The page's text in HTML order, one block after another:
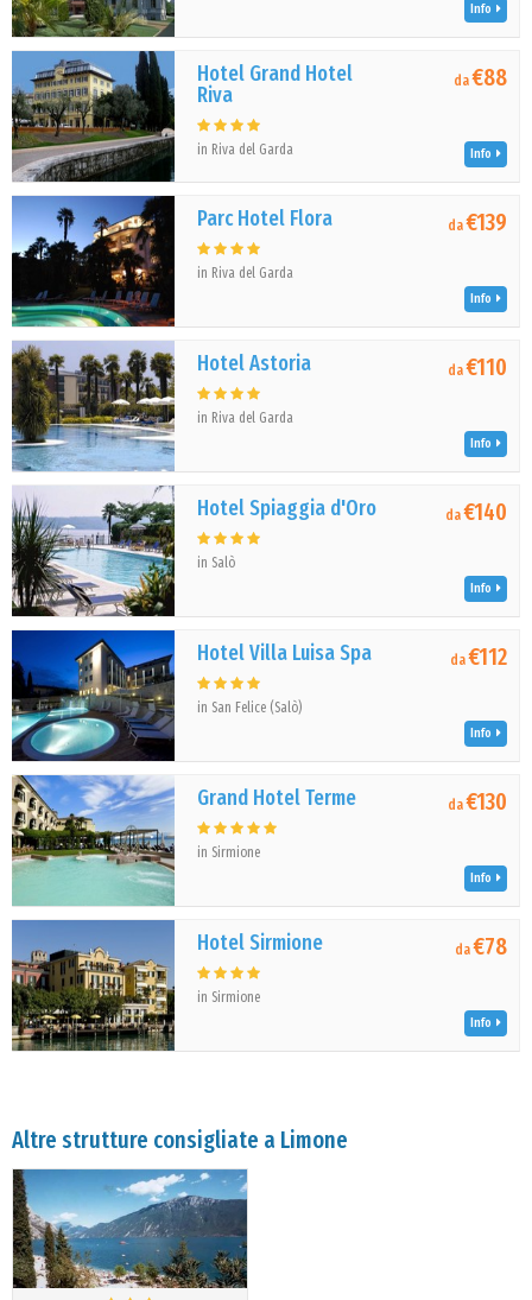
Info
Hotel Grand Hotel
Riva
in Riva del Garda
da€88
Info
Parc Hotel Flora
in Riva del Garda
da€139
Info
Hotel Astoria
in Riva del Garda
da€110
Info
Hotel Spiaggia d'Oro
in Salò
da€140
Info
Hotel Villa Luisa Spa
in San Felice (Salò)
da€112
Info
Grand Hotel Terme
in Sirmione
da€130
Info
Hotel Sirmione
in Sirmione
da€78
Info
Altre strutture consigliate a Limone